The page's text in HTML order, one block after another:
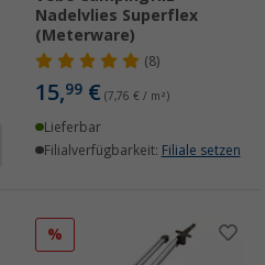
Nadelvlies Superflex
(Meterware)
(8)
15,99 € (7,76 € / m²)
Lieferbar
Filialverfügbarkeit: Filiale setzen
%